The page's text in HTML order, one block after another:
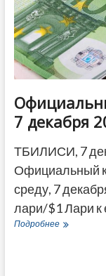
7 декабря
ТБИЛИСИ, 7
Официальный
среду, 7
лари/$1 Лари
Подробнее